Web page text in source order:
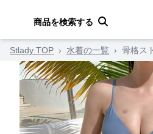
商品を検索する
Stlady TOP › 水着の一覧 › 骨格ス